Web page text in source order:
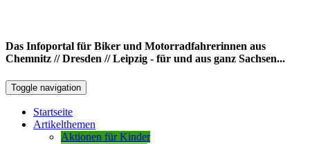
Das Infoportal für Biker und Motorradfahrerinnen aus
Chemnitz // Dresden // Leipzig - für und aus ganz Sachsen...
Toggle navigation
Startseite
Artikelthemen
Aktionen für Kinder